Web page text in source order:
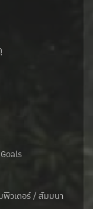
พิวเตอร์ / สัมมนา